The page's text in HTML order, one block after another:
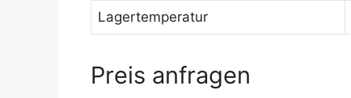
Lagertemperatur
Preis anfragen